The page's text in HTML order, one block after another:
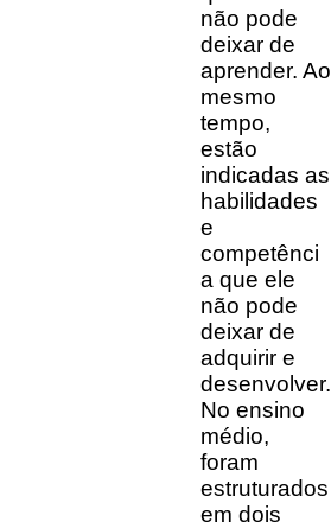
não pode
deixar de
aprender. Ao
mesmo
tempo,
estão
indicadas as
habilidades
e
competênci
a que ele
não pode
deixar de
adquirir e
desenvolver.
No ensino
médio,
foram
estruturados
em dois